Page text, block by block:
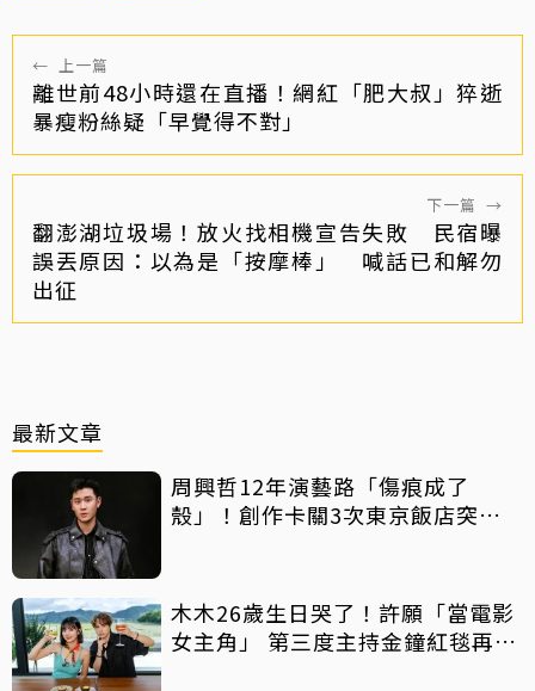
← 上一篇
離世前48小時還在直播！網紅「肥大叔」猝逝
暴瘦粉絲疑「早覺得不對」
下一篇 →
翻澎湖垃圾場！放火找相機宣告失敗 民宿曝
誤丟原因：以為是「按摩棒」 喊話已和解勿
出征
最新文章
周興哲12年演藝路「傷痕成了
殼」！創作卡關3次東京飯店突找
木木26歲生日哭了！許願「當電影
女主角」 第三度主持金鐘紅毯再喊